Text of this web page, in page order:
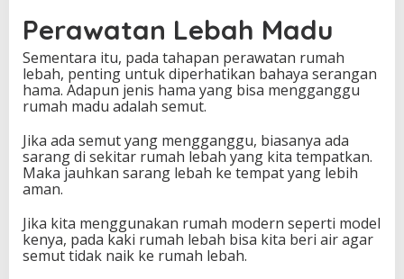
Perawatan Lebah Madu
Sementara itu, pada tahapan perawatan rumah
lebah, penting untuk diperhatikan bahaya serangan
hama. Adapun jenis hama yang bisa mengganggu
rumah madu adalah semut.
Jika ada semut yang mengganggu, biasanya ada
sarang di sekitar rumah lebah yang kita tempatkan.
Maka jauhkan sarang lebah ke tempat yang lebih
aman.
Jika kita menggunakan rumah modern seperti model
kenya, pada kaki rumah lebah bisa kita beri air agar
semut tidak naik ke rumah lebah.